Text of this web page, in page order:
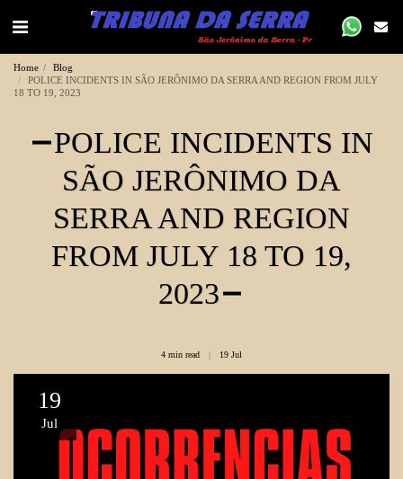
Home
Blog
POLICE INCIDENTS IN SÃO JERÔNIMO DA SERRA AND REGION FROM JULY
18 TO 19, 2023
POLICE INCIDENTS IN
SÃO JERÔNIMO DA
SERRA AND REGION
FROM JULY 18 TO 19,
2023
4 min read 19 Jul
19
Jul